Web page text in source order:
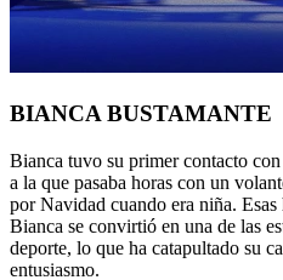
BIANCA BUSTAMANTE
Bianca tuvo su primer contacto
a la que pasaba horas con un
por Navidad cuando era niña.
Bianca se convirtió en una de las
deporte, lo que ha catapultado su
entusiasmo.